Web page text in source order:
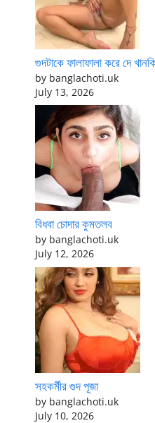
গুদটাকে ফালাফালা করে দে
by banglachoti.uk
July 13, 2026
বিধবা চোদার কুমতলব
by banglachoti.uk
July 12, 2026
সহকর্মীর গুদ পূজা
by banglachoti.uk
July 10, 2026